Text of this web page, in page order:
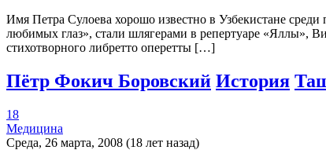
Имя Петра Сулоева хорошо известно в Узбекистане
любимых глаз», стали шлягерами в репертуаре «Яллы»,
стихотворного либретто оперетты […]
Пётр Фокич Боровский История
18
Медицина
Среда, 26 марта, 2008 (18 лет назад)